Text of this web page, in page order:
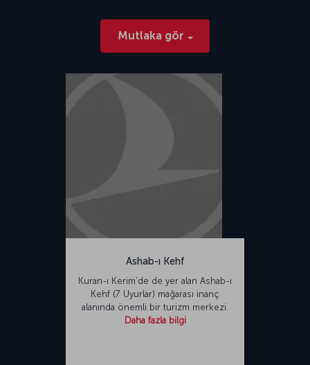
Mutlaka gör
Ashab-ı Kehf
Kuran-ı Kerim’de de yer alan Ashab-ı
Kehf (7 Uyurlar) mağarası inanç
alanında önemli bir turizm merkezi.
Daha fazla bilgi